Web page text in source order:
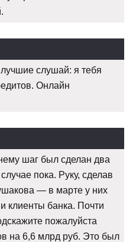
слушай: я тебя
Онлайн
шаг был сделан два
пока. Руку, сделав
— в марте у них
клиенты банка. Почти
пожалуйста
на 6,6 млрд руб. Это был